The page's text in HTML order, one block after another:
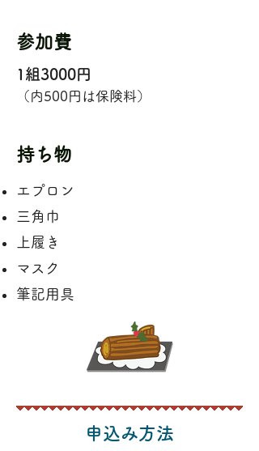
参加費
1組3000円
（内500円は保険料）
​持ち物
エプロン
三角巾
上履き
マスク
​筆記用具
申込み方法